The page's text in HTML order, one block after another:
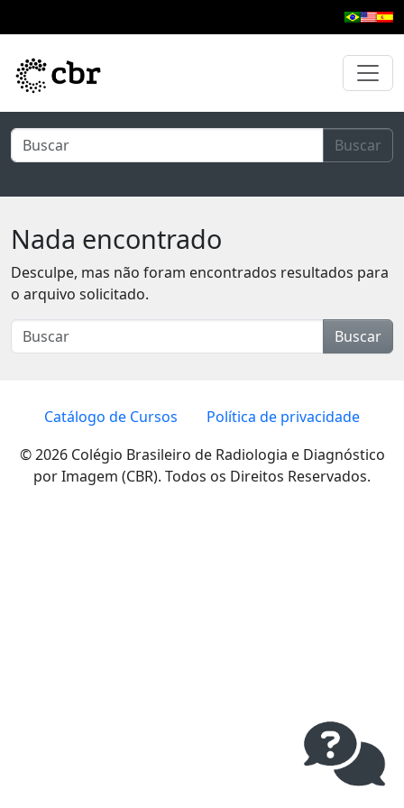
Buscar
Nada encontrado
Desculpe, mas não foram encontrados resultados para
o arquivo solicitado.
Buscar
Catálogo de Cursos
Política de privacidade
© 2026 Colégio Brasileiro de Radiologia e Diagnóstico
por Imagem (CBR). Todos os Direitos Reservados.